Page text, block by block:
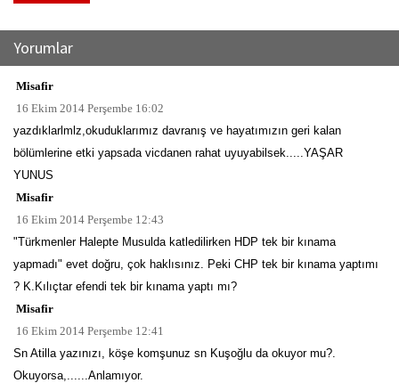
Yorumlar
Misafir
16 Ekim 2014 Perşembe 16:02
yazdıklarlmlz,okuduklarımız davranış ve hayatımızın geri kalan
bölümlerine etki yapsada vicdanen rahat uyuyabilsek.....YAŞAR
YUNUS
Misafir
16 Ekim 2014 Perşembe 12:43
"Türkmenler Halepte Musulda katledilirken HDP tek bir kınama
yapmadı" evet doğru, çok haklısınız. Peki CHP tek bir kınama yaptımı
? K.Kılıçtar efendi tek bir kınama yaptı mı?
Misafir
16 Ekim 2014 Perşembe 12:41
Sn Atilla yazınızı, köşe komşunuz sn Kuşoğlu da okuyor mu?.
Okuyorsa,......Anlamıyor.